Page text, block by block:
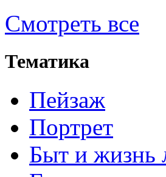
Смотреть все
Тематика
Пейзаж
Портрет
Быт и жизнь